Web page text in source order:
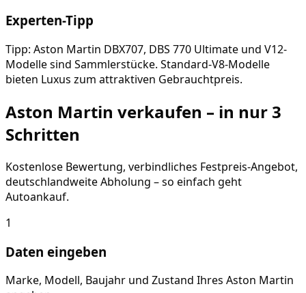
Experten-Tipp
Tipp: Aston Martin DBX707, DBS 770 Ultimate und V12-
Modelle sind Sammlerstücke. Standard-V8-Modelle
bieten Luxus zum attraktiven Gebrauchtpreis.
Aston Martin verkaufen – in nur 3
Schritten
Kostenlose Bewertung, verbindliches Festpreis-Angebot,
deutschlandweite Abholung – so einfach geht
Autoankauf.
1
Daten eingeben
Marke, Modell, Baujahr und Zustand Ihres Aston Martin